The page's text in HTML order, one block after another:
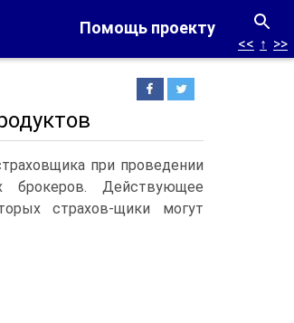
Помощь проекту
<< ↑ >>
при проведении
брокеров. Действующее
страхов-щики могут